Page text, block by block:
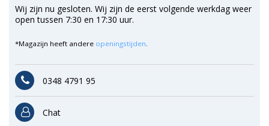
Wij zijn nu gesloten. Wij zijn de eerst volgende werkdag weer
open tussen 7:30 en 17:30 uur.
*Magazijn heeft andere openingstijden.
0348 4791 95
Chat